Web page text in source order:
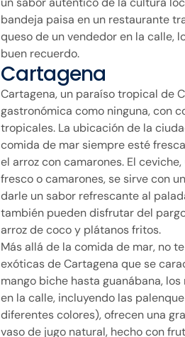
bandeja paisa en un restaurante
queso de un vendedor en la calle,
buen recuerdo.
Cartagena
Cartagena, un paraíso tropical de
gastronómica como ninguna, con
tropicales. La ubicación de la
comida de mar siempre esté
el arroz con camarones. El
fresco o camarones, se sirve con
darle un sabor refrescante al
también pueden disfrutar del
arroz de coco y plátanos fritos.
Más allá de la comida de mar, no
exóticas de Cartagena que se
mango biche hasta guanábana,
en la calle, incluyendo las
diferentes colores), ofrecen una
vaso de jugo natural, hecho con